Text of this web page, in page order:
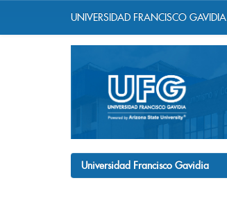
UNIVERSIDAD FRANCISCO GAVIDIA
Universidad Francisco Gavidia